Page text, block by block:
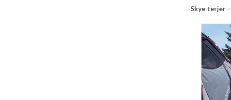
Skye terjer –